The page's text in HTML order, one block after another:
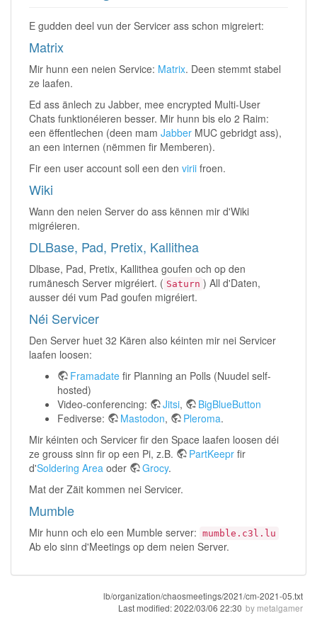
E gudden deel vun der Servicer ass schon migreiert:
Matrix
Mir hunn een neien Service: Matrix. Deen stemmt stabel
ze laafen.
Ed ass änlech zu Jabber, mee encrypted Multi-User
Chats funktionéieren besser. Mir hunn bis elo 2 Raim:
een ëffentlechen (deen mam Jabber MUC gebridgt ass),
an een internen (nëmmen fir Memberen).
Fir een user account soll een den virii froen.
Wiki
Wann den neien Server do ass kënnen mir d'Wiki
migréieren.
DLBase, Pad, Pretix, Kallithea
Dlbase, Pad, Pretix, Kallithea goufen och op den
rumänesch Server migréiert. ( Saturn ) All d'Daten,
ausser déi vum Pad goufen migréiert.
Néi Servicer
Den Server huet 32 Kären also kéinten mir nei Servicer
laafen loosen:
Framadate fir Planning an Polls (Nuudel self-
hosted)
Video-conferencing:
Jitsi,
BigBlueButton
Fediverse:
Mastodon, Pleroma.
Mir kéinten och Servicer fir den Space laafen loosen déi
ze grouss sinn fir op een Pi, z.B.
PartKeepr fir
d'Soldering Area oder Grocy.
Mat der Zäit kommen nei Servicer.
Mumble
Mir hunn och elo een Mumble server: mumble.c3l.lu
Ab elo sinn d'Meetings op dem neien Server.
lb/organization/chaosmeetings/2021/cm-2021-05.txt
Last modified:2022/03/06 22:30 by metalgamer